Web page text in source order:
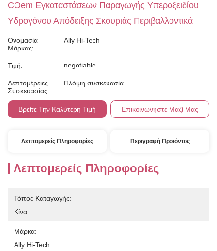
COem Εγκαταστάσεων Παραγωγής Υπεροξειδίου
Υδρογόνου Απόδειξης Σκουριάς Περιβαλλοντικά
Ονομασία
Μάρκας:
Ally Hi-Tech
Τιμή: negotiable
Λεπτομέρειες
Συσκευασίας:
Πλόιμη συσκευασία
Βρείτε Την Καλύτερη Τιμή Επικοινωνήστε Μαζί Μας
Λεπτομερείς Πληροφορίες Περιγραφή Προϊόντος
Λεπτομερείς Πληροφορίες
Τόπος Καταγωγής:
Κίνα
Μάρκα:
Ally Hi-Tech